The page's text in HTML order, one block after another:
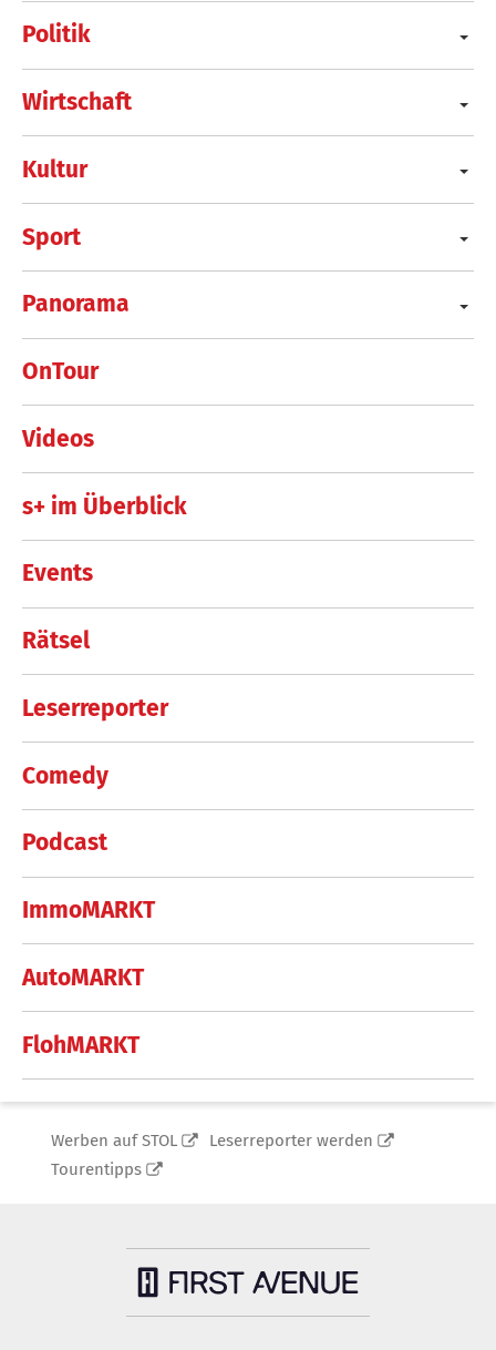
Politik
Wirtschaft
Kultur
Sport
Panorama
OnTour
Videos
s+ im Überblick
Events
Rätsel
Leserreporter
Comedy
Podcast
ImmoMARKT
AutoMARKT
FlohMARKT
Werben auf STOL
Leserreporter werden
Tourentipps